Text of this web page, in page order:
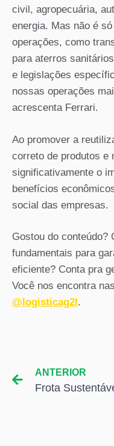
civil, agropecuária,
energia. Mas não é
operações, como
para aterros
e legislações
nossas operações
acrescenta Ferrari.
Ao promover a
correto de produtos e
significativamente o
benefícios
social das empresas.
Gostou do conteúdo?
fundamentais para
eficiente? Conta pra
Você nos encontra
@logisticag2l .
ANTERIOR